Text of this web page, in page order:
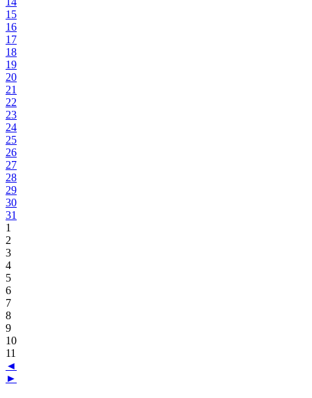
15
16
17
18
19
20
21
22
23
24
25
26
27
28
29
30
31
1
2
3
4
5
6
7
8
9
10
11
◄
►